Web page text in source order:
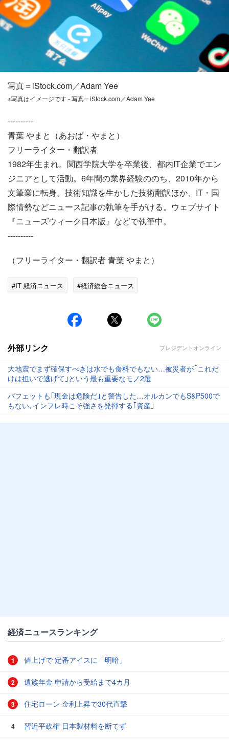
写真＝iStock.com／Adam Yee
※写真はイメージです - 写真＝iStock.com／Adam Yee
----------
青葉 やまと（あおば・やまと）
フリーライター・翻訳者
1982年生まれ。関西学院大学を卒業後、都内IT企業でエン
ジニアとして活動。6年間の業界経験ののち、2010年から
文筆業に転身。技術知識を生かした技術翻訳ほか、IT・国
際情勢などニュース記事の執筆を手がける。ウェブサイト
『ニューズウィーク日本版』などで執筆中。
----------
（フリーライター・翻訳者 青葉 やまと）
#IT 経済ニュース #経済総合ニュース
外部リンク プレジデントオンライン
大地震でまず確保すべきは水でも食料でもない…被災者が｢これだ
けは担いで逃げて｣という最も重要なモノ2選
バフェットも｢現金は危険だ｣と警告した…オルカンでもS&P500で
もない､インフレ時こそ強さを発揮する｢資産｣
経済ニュースランキング
1 値上げで 定番アイスに「明暗」
2 遺族年金 申請から受給まで4カ月
3 住宅ローン 金利上昇で30代直撃
4 習近平政権 日本製材料を断てず